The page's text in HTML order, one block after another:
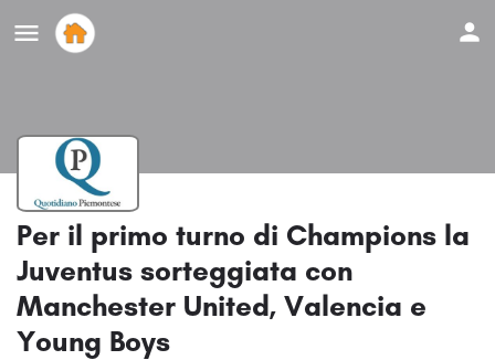
Per il primo turno di Champions la
Juventus sorteggiata con
Manchester United, Valencia e
Young Boys